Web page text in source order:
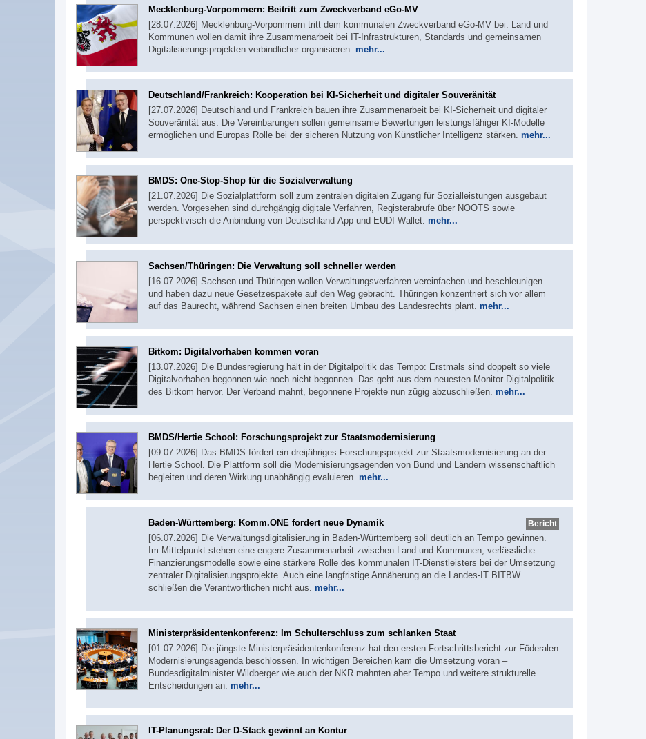
Mecklenburg-Vorpommern: Beitritt zum Zweckverband eGo-MV
[28.07.2026] Mecklenburg-Vorpommern tritt dem kommunalen Zweckverband eGo-MV bei. Land und
Kommunen wollen damit ihre Zusammenarbeit bei IT-Infrastrukturen, Standards und gemeinsamen
Digitalisierungsprojekten verbindlicher organisieren. mehr...
Deutschland/Frankreich: Kooperation bei KI-Sicherheit und digitaler Souveränität
[27.07.2026] Deutschland und Frankreich bauen ihre Zusammenarbeit bei KI-Sicherheit und digitaler
Souveränität aus. Die Vereinbarungen sollen gemeinsame Bewertungen leistungsfähiger KI-Modelle
ermöglichen und Europas Rolle bei der sicheren Nutzung von Künstlicher Intelligenz stärken. mehr...
BMDS: One-Stop-Shop für die Sozialverwaltung
[21.07.2026] Die Sozialplattform soll zum zentralen digitalen Zugang für Sozialleistungen ausgebaut
werden. Vorgesehen sind durchgängig digitale Verfahren, Registerabrufe über NOOTS sowie
perspektivisch die Anbindung von Deutschland-App und EUDI-Wallet. mehr...
Sachsen/Thüringen: Die Verwaltung soll schneller werden
[16.07.2026] Sachsen und Thüringen wollen Verwaltungsverfahren vereinfachen und beschleunigen
und haben dazu neue Gesetzespakete auf den Weg gebracht. Thüringen konzentriert sich vor allem
auf das Baurecht, während Sachsen einen breiten Umbau des Landesrechts plant. mehr...
Bitkom: Digitalvorhaben kommen voran
[13.07.2026] Die Bundesregierung hält in der Digitalpolitik das Tempo: Erstmals sind doppelt so viele
Digitalvorhaben begonnen wie noch nicht begonnen. Das geht aus dem neuesten Monitor Digitalpolitik
des Bitkom hervor. Der Verband mahnt, begonnene Projekte nun zügig abzuschließen. mehr...
BMDS/Hertie School: Forschungsprojekt zur Staatsmodernisierung
[09.07.2026] Das BMDS fördert ein dreijähriges Forschungsprojekt zur Staatsmodernisierung an der
Hertie School. Die Plattform soll die Modernisierungsagenden von Bund und Ländern wissenschaftlich
begleiten und deren Wirkung unabhängig evaluieren. mehr...
Bericht
Baden-Württemberg: Komm.ONE fordert neue Dynamik
[06.07.2026] Die Verwaltungsdigitalisierung in Baden-Württemberg soll deutlich an Tempo gewinnen.
Im Mittelpunkt stehen eine engere Zusammenarbeit zwischen Land und Kommunen, verlässliche
Finanzierungsmodelle sowie eine stärkere Rolle des kommunalen IT-Dienstleisters bei der Umsetzung
zentraler Digitalisierungsprojekte. Auch eine langfristige Annäherung an die Landes-IT BITBW
schließen die Verantwortlichen nicht aus. mehr...
Ministerpräsidentenkonferenz: Im Schulterschluss zum schlanken Staat
[01.07.2026] Die jüngste Ministerpräsidentenkonferenz hat den ersten Fortschrittsbericht zur Föderalen
Modernisierungsagenda beschlossen. In wichtigen Bereichen kam die Umsetzung voran –
Bundesdigitalminister Wildberger wie auch der NKR mahnten aber Tempo und weitere strukturelle
Entscheidungen an. mehr...
IT-Planungsrat: Der D-Stack gewinnt an Kontur